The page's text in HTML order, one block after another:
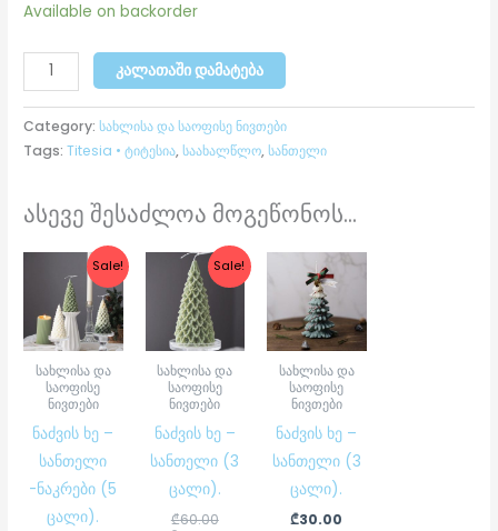
Available on backorder
ᲙᲐᲚᲐᲗᲐᲨᲘ ᲓᲐᲛᲐᲢᲔᲑᲐ
Category:სახლისა და საოფისე ნივთები
Tags:Titesia • ტიტესია,საახალწლო,სანთელი
ასევე შესაძლოა მოგეწონოს...
Sale!
სახლისა და
საოფისე
ნივთები
ნაძვის ხე –
სანთელი
-ნაკრები (5
ცალი).
Original
price
was:
₾105.00.
Current
price
is:
₾86.00.
Sale!
სახლისა და
საოფისე
ნივთები
ნაძვის ხე –
სანთელი (3
ცალი).
₾60.00
Original
price
Current
price
სახლისა და
საოფისე
ნივთები
ნაძვის ხე –
სანთელი (3
ცალი).
₾30.00